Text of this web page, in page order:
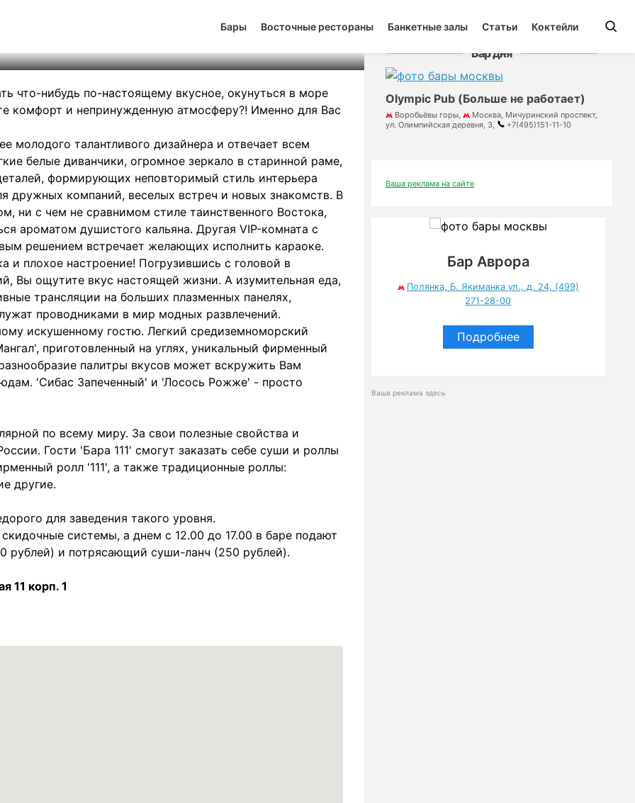
Бары Восточные рестораны Банкетные залы Статьи Коктейли
что-нибудь по-настоящему вкусное, окунуться в море
комфорт и непринужденную атмосферу?! Именно для Вас
молодого талантливого дизайнера и отвечает всем
белые диванчики, огромное зеркало в старинной раме,
формирующих неповторимый стиль интерьера
дружных компаний, веселых встреч и новых знакомств. В
ни с чем не сравнимом стиле таинственного Востока,
ароматом душистого кальяна. Другая VIP-комната с
решением встречает желающих исполнить караоке.
и плохое настроение! Погрузившись с головой в
Вы ощутите вкус настоящей жизни. А изумительная еда,
трансляции на больших плазменных панелях,
проводниками в мир модных развлечений.
искушенному гостю. Легкий средиземноморский
приготовленный на углях, уникальный фирменный
палитры вкусов может вскружить Вам
'Сибас Запеченный' и 'Лосось Рожже' - просто
по всему миру. За свои полезные свойства и
Гости 'Бара 111' смогут заказать себе суши и роллы
ролл '111', а также традиционные роллы:
другие.
для заведения такого уровня.
системы, а днем с 12.00 до 17.00 в баре подают
рублей) и потрясающий суши-ланч (250 рублей).
11 корп. 1
Бар дня
Olympic Pub (Больше не работает)
Воробьёвы горы,
Москва, Мичуринский проспект,
ул. Олимпийская деревня, 3,
+7(495)151-11-10
Ваша реклама на сайте
Бар Аврора
Полянка, Б. Якиманка ул., д. 24, (499)
271-28-00
Подробнее
Ваша реклама здесь